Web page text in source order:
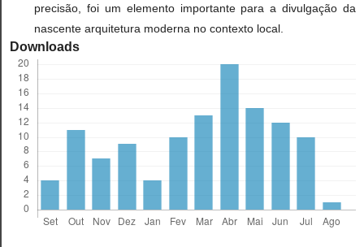
precisão, foi um elemento importante para a divulgação da
nascente arquitetura moderna no contexto local.
Downloads